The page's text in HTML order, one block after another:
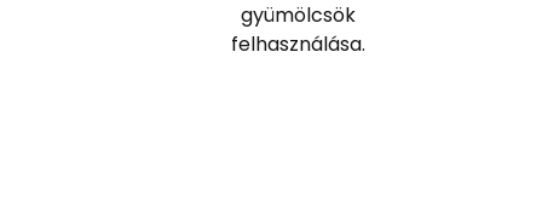
gyümölcsök
felhasználása.